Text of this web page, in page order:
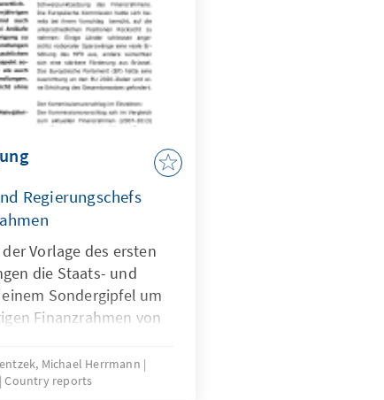
Regierungschefs
Vorlage des ersten
die Staats- und
Sondergipfel um
Finanzrahmen von
und auf
Michael Herrmann
Country reports